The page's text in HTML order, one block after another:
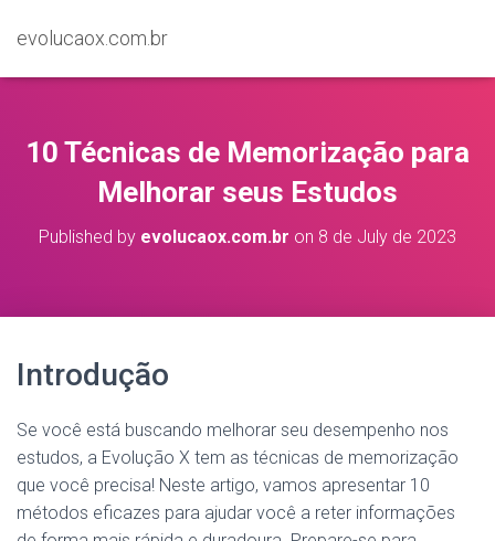
evolucaox.com.br
10 Técnicas de Memorização para
Melhorar seus Estudos
Published by evolucaox.com.br on 8 de July de 2023
Introdução
Se você está buscando melhorar seu desempenho nos
estudos, a Evolução X tem as técnicas de memorização
que você precisa! Neste artigo, vamos apresentar 10
métodos eficazes para ajudar você a reter informações